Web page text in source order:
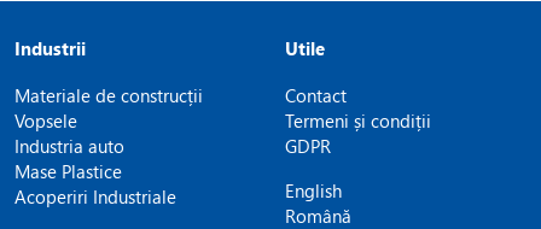
Industrii
Materiale de construcții
Vopsele
Industria auto
Mase Plastice
Acoperiri Industriale
Utile
Contact
Termeni și condiții
GDPR
English
Română